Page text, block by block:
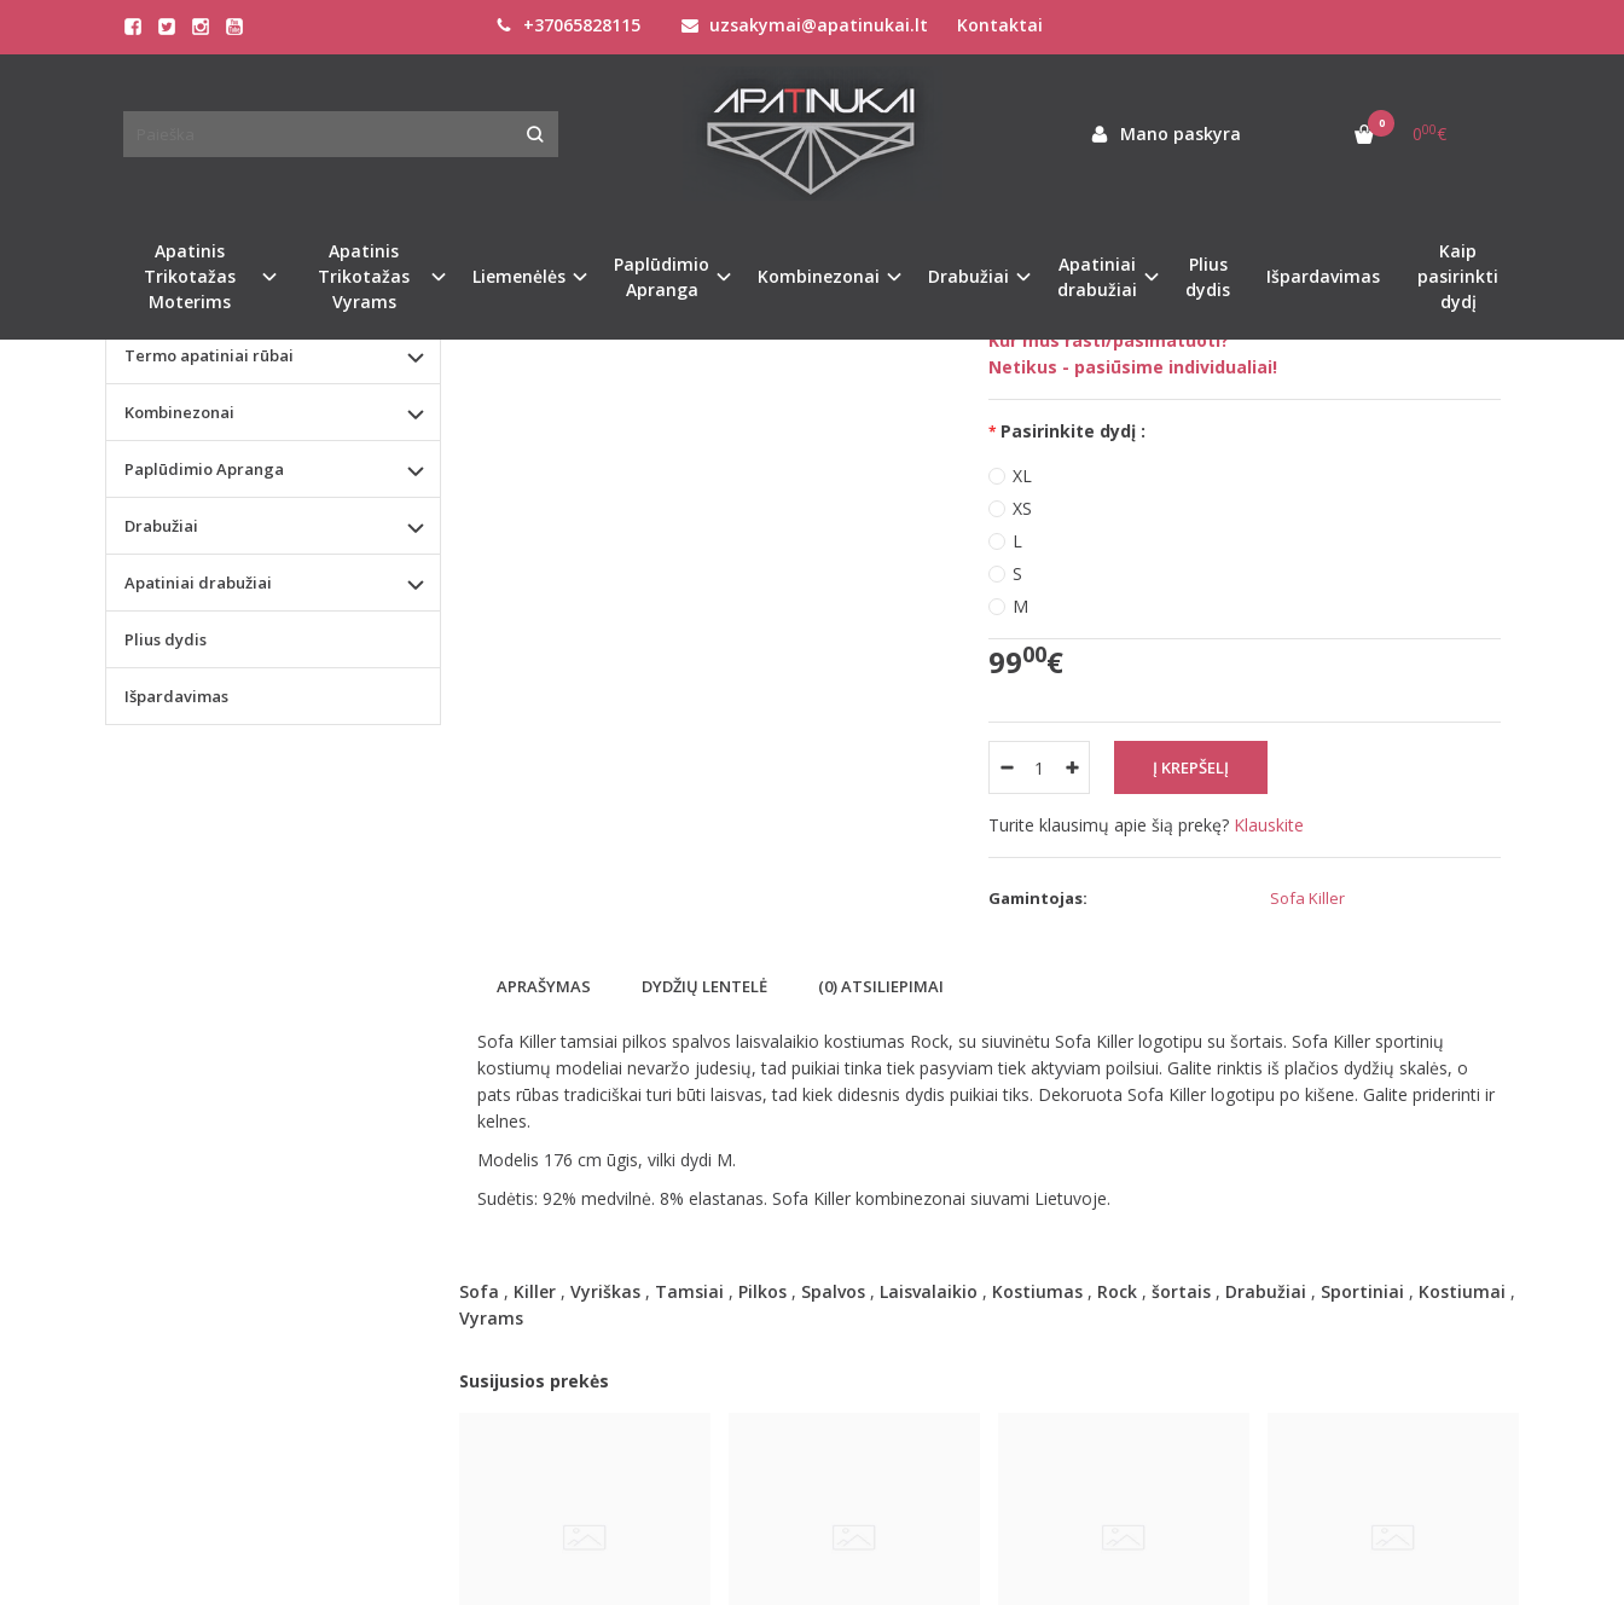
+37065828115 uzsakymai@apatinukai.lt Kontaktai
Mano paskyra 0 000€
Apatinis
Trikotažas
Moterims
Apatinis
Trikotažas
Vyrams
Liemenėlės
Paplūdimio
Apranga
Kombinezonai Drabužiai
Apatiniai
drabužiai
Plius
dydis
Išpardavimas
Kaip
pasirinkti
dydį
SOFA KILLER VYRIŠKAS TAMSIAI PILKOS SPALVOS LAISVALAIKIO
KOSTIUMAS ROCK SU ŠORTAIS
Kur mus rasti/pasimatuoti?
Netikus - pasiūsime individualiai!
Pasirinkite dydį :
XL
XS
L
S
M
9900€
Turite klausimų apie šią prekę? Klauskite
Gamintojas: Sofa Killer
APRAŠYMAS DYDŽIŲ LENTELĖ (0) ATSILIEPIMAI
Sofa Killer tamsiai pilkos spalvos laisvalaikio kostiumas Rock, su siuvinėtu Sofa Killer logotipu su šortais. Sofa Killer sportinių
kostiumų modeliai nevaržo judesių, tad puikiai tinka tiek pasyviam tiek aktyviam poilsiui. Galite rinktis iš plačios dydžių skalės, o
pats rūbas tradiciškai turi būti laisvas, tad kiek didesnis dydis puikiai tiks. Dekoruota Sofa Killer logotipu po kišene. Galite priderinti ir
kelnes.
Modelis 176 cm ūgis, vilki dydi M.
Sudėtis: 92% medvilnė. 8% elastanas. Sofa Killer kombinezonai siuvami Lietuvoje.
Sofa , Killer, Vyriškas, Tamsiai , Pilkos, Spalvos, Laisvalaikio , Kostiumas, Rock, šortais, Drabužiai , Sportiniai , Kostiumai ,
Vyrams
Susijusios prekės
Valentino dienos dovana
Liemenėlės
Termo apatiniai rūbai
Kombinezonai
Paplūdimio Apranga
Drabužiai
Apatiniai drabužiai
Plius dydis
Išpardavimas